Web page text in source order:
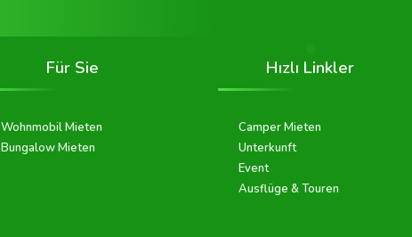
Für Sie
Wohnmobil Mieten
Bungalow Mieten
Hızlı Linkler
Camper Mieten
Unterkunft
Event
Ausflüge & Touren